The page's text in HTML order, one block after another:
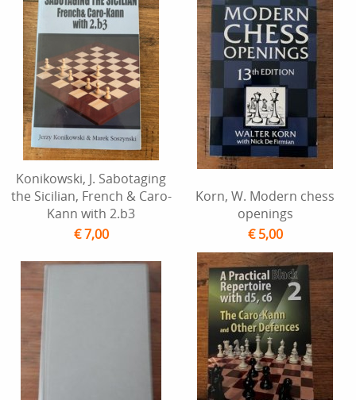
Konikowski, J. Sabotaging
the Sicilian, French & Caro-
Kann with 2.b3
€ 7,00
Korn, W. Modern chess
openings
€ 5,00